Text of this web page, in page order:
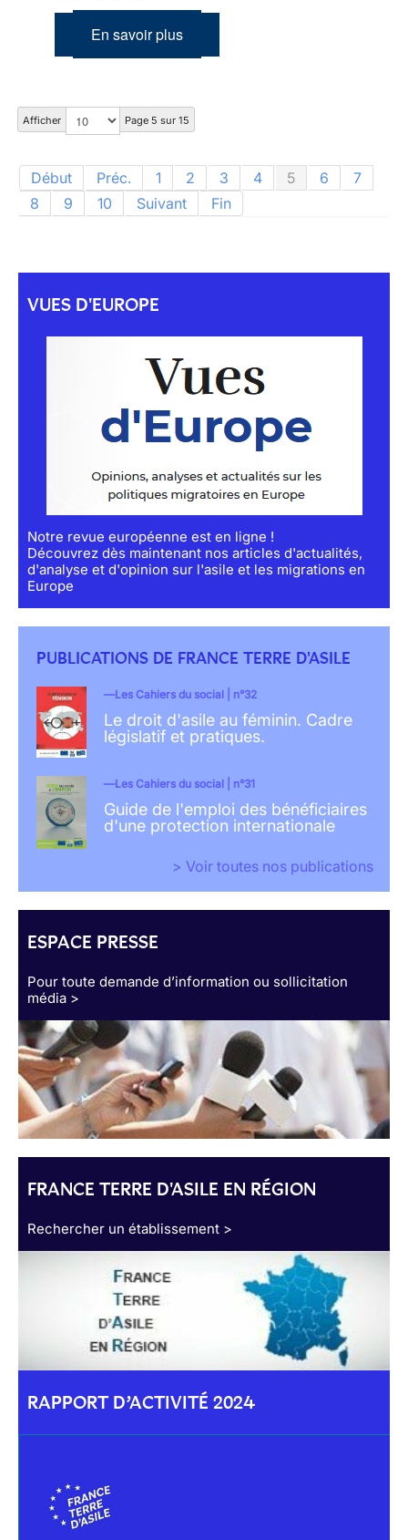
En savoir plus
Afficher Page 5 sur 15
Début Préc. 1 2 3 4 5 6
7
8
9 10 Suivant Fin
VUES D'EUROPE
Notre revue européenne est en ligne !
Découvrez dès maintenant nos articles d'actualités,
d'analyse et d'opinion sur l'asile et les migrations en
Europe
PUBLICATIONS DE FRANCE TERRE D'ASILE
Les Cahiers du social | n°32
Le droit d'asile au féminin. Cadre
législatif et pratiques.
Les Cahiers du social | n°31
Guide de l'emploi des bénéficiaires
d'une protection internationale
> Voir toutes nos publications
ESPACE PRESSE
Pour toute demande d’information ou sollicitation
média >
FRANCE TERRE D'ASILE EN RÉGION
Rechercher un établissement >
RAPPORT D’ACTIVITÉ 2024